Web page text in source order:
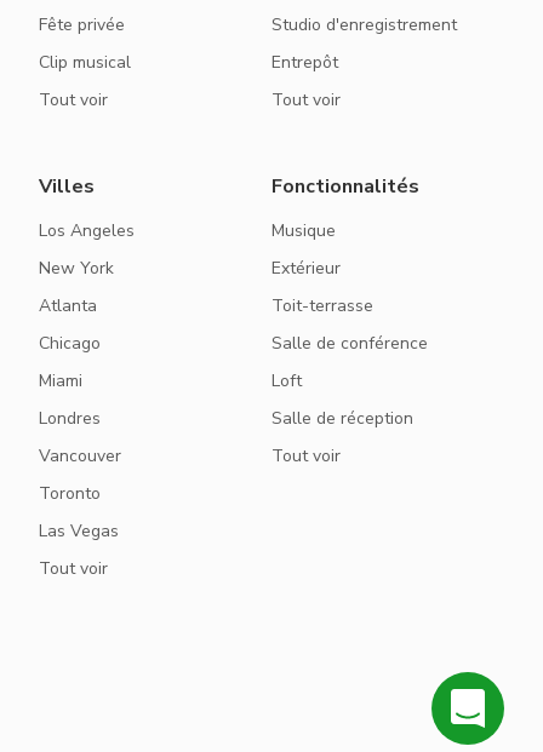
Fête privée
Clip musical
Tout voir
Studio d'enregistrement
Entrepôt
Tout voir
Villes
Los Angeles
New York
Atlanta
Chicago
Miami
Londres
Vancouver
Toronto
Las Vegas
Tout voir
Fonctionnalités
Musique
Extérieur
Toit-terrasse
Salle de conférence
Loft
Salle de réception
Tout voir